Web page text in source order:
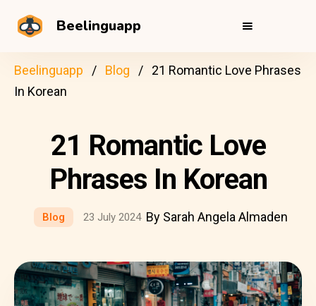
Beelinguapp
Beelinguapp Blog
21 Romantic Love Phrases
In Korean
21 Romantic Love
Phrases In Korean
Blog 23 July 2024 By Sarah Angela Almaden